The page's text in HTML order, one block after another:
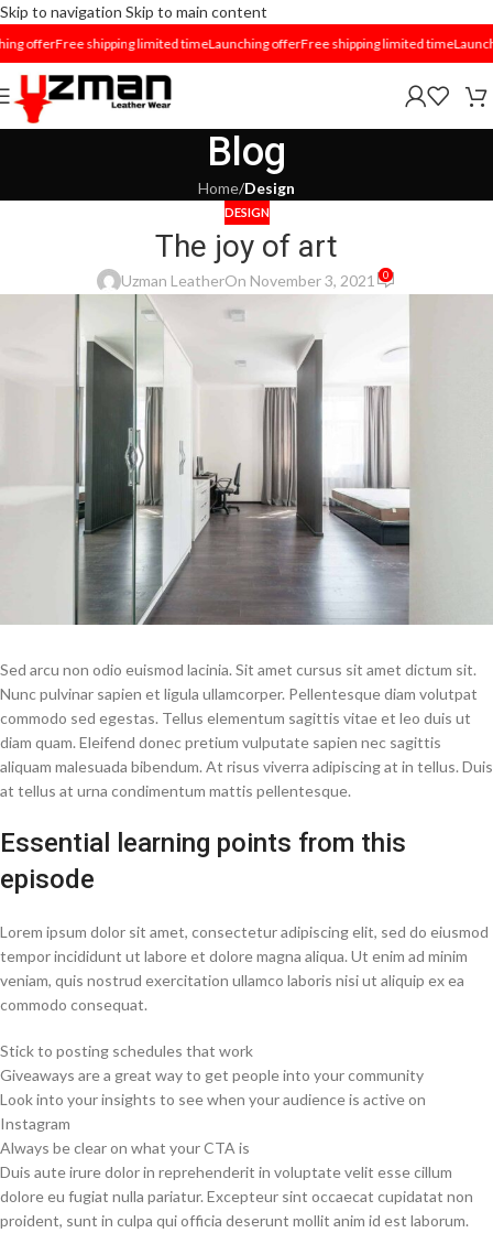
Skip to navigation Skip to main content
offerFree shipping limited timeLaunching offerFree shipping limited time
Blog
Home/Design
DESIGN
The joy of art
Uzman LeatherOn November 3, 2021 0
Sed arcu non odio euismod lacinia. Sit amet cursus sit amet dictum sit.
Nunc pulvinar sapien et ligula ullamcorper. Pellentesque diam volutpat
commodo sed egestas. Tellus elementum sagittis vitae et leo duis ut
diam quam. Eleifend donec pretium vulputate sapien nec sagittis
aliquam malesuada bibendum. At risus viverra adipiscing at in tellus. Duis
at tellus at urna condimentum mattis pellentesque.
Essential learning points from this
episode
Lorem ipsum dolor sit amet, consectetur adipiscing elit, sed do eiusmod
tempor incididunt ut labore et dolore magna aliqua. Ut enim ad minim
veniam, quis nostrud exercitation ullamco laboris nisi ut aliquip ex ea
commodo consequat.
Stick to posting schedules that work
Giveaways are a great way to get people into your community
Look into your insights to see when your audience is active on
Instagram
Always be clear on what your CTA is
Duis aute irure dolor in reprehenderit in voluptate velit esse cillum
dolore eu fugiat nulla pariatur. Excepteur sint occaecat cupidatat non
proident, sunt in culpa qui officia deserunt mollit anim id est laborum.